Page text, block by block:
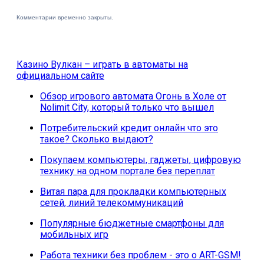
Комментарии временно закрыты.
Казино Вулкан – играть в автоматы на
официальном сайте
Обзор игрового автомата Огонь в Холе от
Nolimit City, который только что вышел
Потребительский кредит онлайн что это
такое? Сколько выдают?
Покупаем компьютеры, гаджеты, цифровую
технику на одном портале без переплат
Витая пара для прокладки компьютерных
сетей, линий телекоммуникаций
Популярные бюджетные смартфоны для
мобильных игр
Работа техники без проблем - это о ART-GSM!